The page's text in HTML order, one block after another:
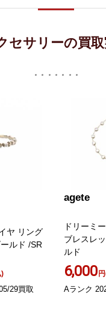
セサリーの買
ヤ リング
ルド /SR
)
29買取
agete
ドリーミ
ブレスレ
ルド
6,000
Aランク